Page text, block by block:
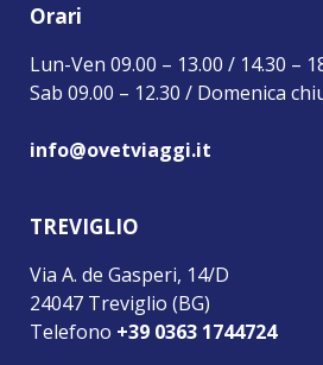
Orari
Lun-Ven 09.00 – 13.00 / 14.30 –
Sab 09.00 – 12.30 / Domenica
info@ovetviaggi.it
TREVIGLIO
Via A. de Gasperi, 14/D
24047 Treviglio (BG)
Telefono +39 0363 1744724